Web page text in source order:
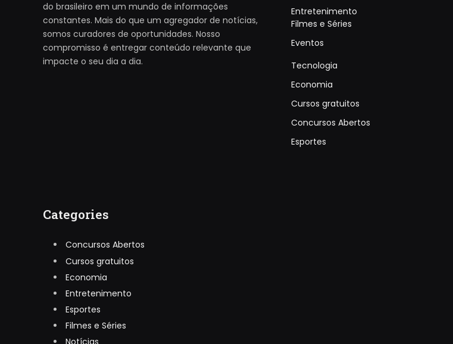
do brasileiro em um mundo de informações
constantes. Mais do que um agregador de notícias,
somos curadores de oportunidades. Nosso
compromisso é entregar conteúdo relevante que
impacte o seu dia a dia.
Entretenimento
Filmes e Séries
Eventos
Tecnologia
Economia
Cursos gratuitos
Concursos Abertos
Esportes
Categories
Concursos Abertos
Cursos gratuitos
Economia
Entretenimento
Esportes
Filmes e Séries